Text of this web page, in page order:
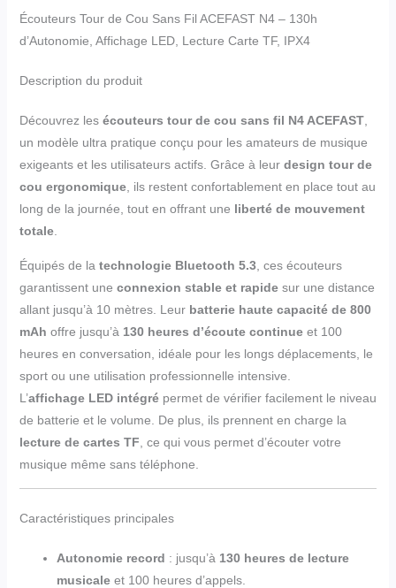
Écouteurs Tour de Cou Sans Fil ACEFAST N4 – 130h
d’Autonomie, Affichage LED, Lecture Carte TF, IPX4
Description du produit
Découvrez les écouteurs tour de cou sans fil N4 ACEFAST,
un modèle ultra pratique conçu pour les amateurs de musique
exigeants et les utilisateurs actifs. Grâce à leur design tour de
cou ergonomique, ils restent confortablement en place tout au
long de la journée, tout en offrant une liberté de mouvement
totale.
Équipés de la technologie Bluetooth 5.3, ces écouteurs
garantissent une connexion stable et rapidesur une distance
allant jusqu’à 10 mètres. Leur batterie haute capacité de 800
mAh offre jusqu’à 130 heures d’écoute continueet 100
heures en conversation, idéale pour les longs déplacements, le
sport ou une utilisation professionnelle intensive.
L’affichage LED intégrépermet de vérifier facilement le niveau
de batterie et le volume. De plus, ils prennent en charge la
lecture de cartes TF , ce qui vous permet d’écouter votre
musique même sans téléphone.
Caractéristiques principales
Autonomie record : jusqu’à 130 heures de lecture
musicaleet 100 heures d’appels.